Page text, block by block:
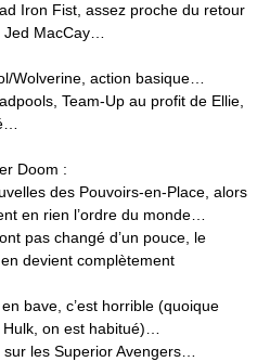
Iron Fist, assez proche du retour
MacCay…
Wolverine, action basique…
Team-Up au profit de Ellie,
Doom :
des Pouvoirs-en-Place, alors
en rien l’ordre du monde…
pas changé d’un pouce, le
devient complètement
bave, c’est horrible (quoique
on est habitué)…
les Superior Avengers…